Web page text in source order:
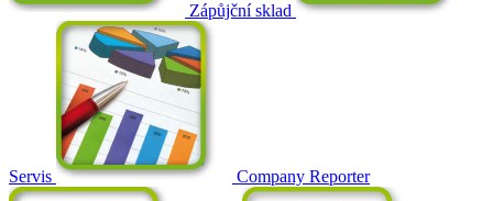
Zápůjční sklad
Servis Company Reporter